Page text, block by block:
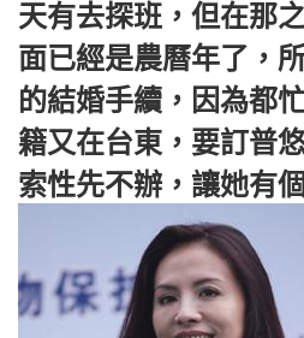
天有去探班，但在那
面已經是農曆年了，
的結婚手續，因為都
籍又在台東，要訂普
索性先不辦，讓她有